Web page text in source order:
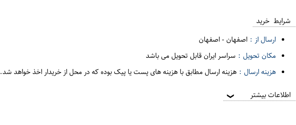
شرایط خرید
ارسال از : اصفهان-اصفهان
مکان تحویل : سراسر ایران قابل تحویل می باشد
هزینه ارسال : هزینه ارسال مطابق با هزینه های پست یا پیک بوده که در محل از خریدار اخذ خواهد شد.
اطلاعات بیشتر ❯